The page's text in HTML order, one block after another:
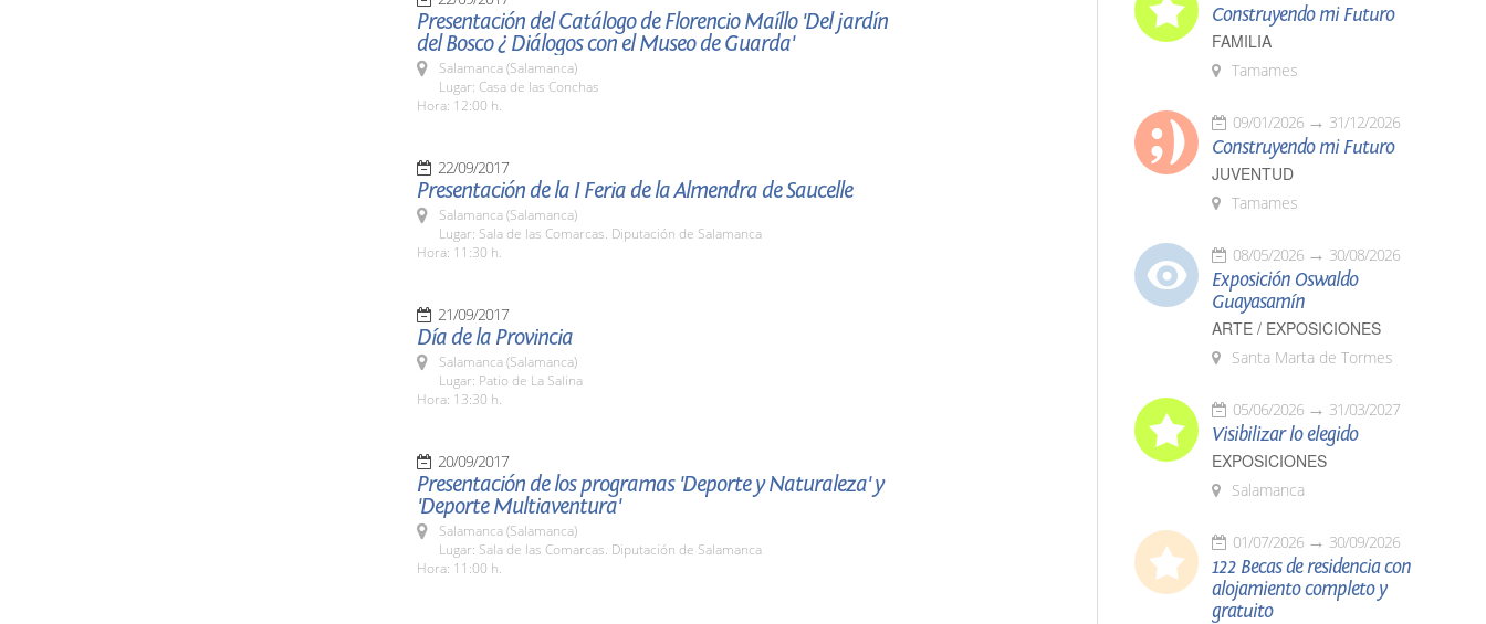
Presentación del Catálogo de Florencio Maíllo 'Del jardín
del Bosco ¿ Diálogos con el Museo de Guarda'
Salamanca (Salamanca)
Lugar: Casa de las Conchas
Hora: 12:00 h.
22/09/2017
Presentación de la I Feria de la Almendra de Saucelle
Salamanca (Salamanca)
Lugar: Sala de las Comarcas. Diputación de Salamanca
Hora: 11:30 h.
21/09/2017
Día de la Provincia
Salamanca (Salamanca)
Lugar: Patio de La Salina
Hora: 13:30 h.
20/09/2017
Presentación de los programas 'Deporte y Naturaleza' y
'Deporte Multiaventura'
Salamanca (Salamanca)
Lugar: Sala de las Comarcas. Diputación de Salamanca
Hora: 11:00 h.
Construyendo mi Futuro
FAMILIA
Tamames
09/01/2026 31/12/2026
Construyendo mi Futuro
JUVENTUD
Tamames
08/05/2026 30/08/2026
Exposición Oswaldo
Guayasamín
ARTE / EXPOSICIONES
Santa Marta de Tormes
05/06/2026 31/03/2027
Visibilizar lo elegido
EXPOSICIONES
Salamanca
01/07/2026 30/09/2026
122 Becas de residencia con
alojamiento completo y
gratuito